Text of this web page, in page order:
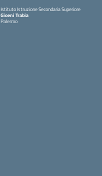
Istituto Istruzione Secondaria Superiore
Gioeni Trabia
Palermo